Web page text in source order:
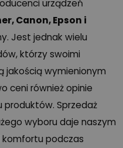
urządzeń
Canon, Epson i
Jest jednak wielu
którzy swoimi
jakością wymienionym
ceni również opinie
Sprzedaż
wyboru daje naszym
podczas